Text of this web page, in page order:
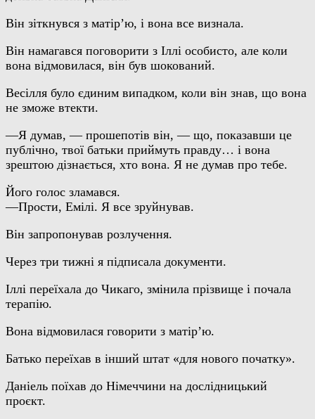
Він зіткнувся з матір’ю, і вона все визнала.
Він намагався поговорити з Іллі особисто, але коли
вона відмовилася, він був шокований.
Весілля було єдиним випадком, коли він знав, що вона
не зможе втекти.
—Я думав, — прошепотів він, — що, показавши це
публічно, твої батьки приймуть правду… і вона
зрештою дізнається, хто вона. Я не думав про тебе.
Його голос зламався.
—Прости, Емілі. Я все зруйнував.
Він запропонував розлучення.
Через три тижні я підписала документи.
Іллі переїхала до Чикаго, змінила прізвище і почала
терапію.
Вона відмовилася говорити з матір’ю.
Батько переїхав в інший штат «для нового початку».
Даніель поїхав до Німеччини на дослідницький
проєкт.